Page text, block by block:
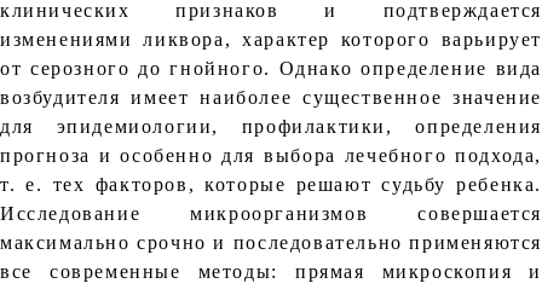
клинических признаков и подтверждается
изменениями ликвора, характер которого варьирует
от серозного до гнойного. Однако определение вида
возбудителя имеет наиболее существенное значение
для эпидемиологии, профилактики, определения
прогноза и особенно для выбора лечебного подхода,
т. е. тех факторов, которые решают судьбу ребенка.
Исследование микроорганизмов совершается
максимально срочно и последовательно применяются
все современные методы: прямая микроскопия и